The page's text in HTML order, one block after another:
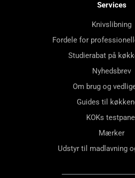
Services
Knivslibning
Fordele for
Studierabat på
Nyhedsbrev
Om brug og
Guides til
KOKs testpanel
Mærker
Udstyr til madlavning